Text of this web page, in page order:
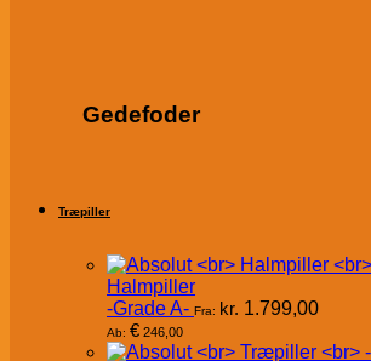
Gedefoder
Træpiller
Halmpiller
-Grade A- Fra: kr. 1.799,00
Ab: € 246,00